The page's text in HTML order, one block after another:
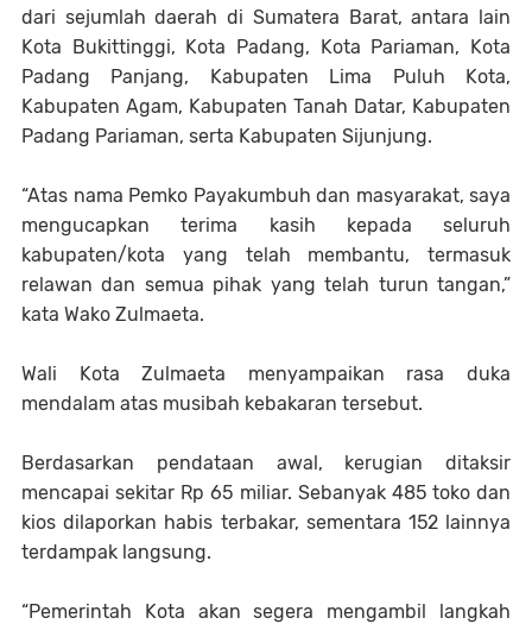
dari sejumlah daerah di Sumatera Barat, antara lain
Kota Bukittinggi, Kota Padang, Kota Pariaman, Kota
Padang Panjang, Kabupaten Lima Puluh Kota,
Kabupaten Agam, Kabupaten Tanah Datar, Kabupaten
Padang Pariaman, serta Kabupaten Sijunjung.
“Atas nama Pemko Payakumbuh dan masyarakat, saya
mengucapkan terima kasih kepada seluruh
kabupaten/kota yang telah membantu, termasuk
relawan dan semua pihak yang telah turun tangan,”
kata Wako Zulmaeta.
Wali Kota Zulmaeta menyampaikan rasa duka
mendalam atas musibah kebakaran tersebut.
Berdasarkan pendataan awal, kerugian ditaksir
mencapai sekitar Rp 65 miliar. Sebanyak 485 toko dan
kios dilaporkan habis terbakar, sementara 152 lainnya
terdampak langsung.
“Pemerintah Kota akan segera mengambil langkah